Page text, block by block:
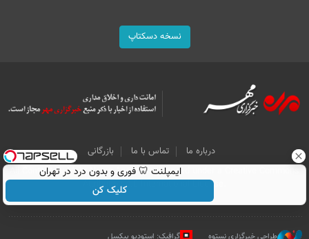
نسخه دسکتاپ
درباره ما تماس با ما
بازرگانی
All Content by Mehr News Agency is licensed under a Creative Commons
Attribution 4.0 International License.
طراحی خبرگزاری نستوه گرافیک: استودیو پیکسل
ایمپلنت 🦷 فوری و بدون درد در تهران
کلیک کن